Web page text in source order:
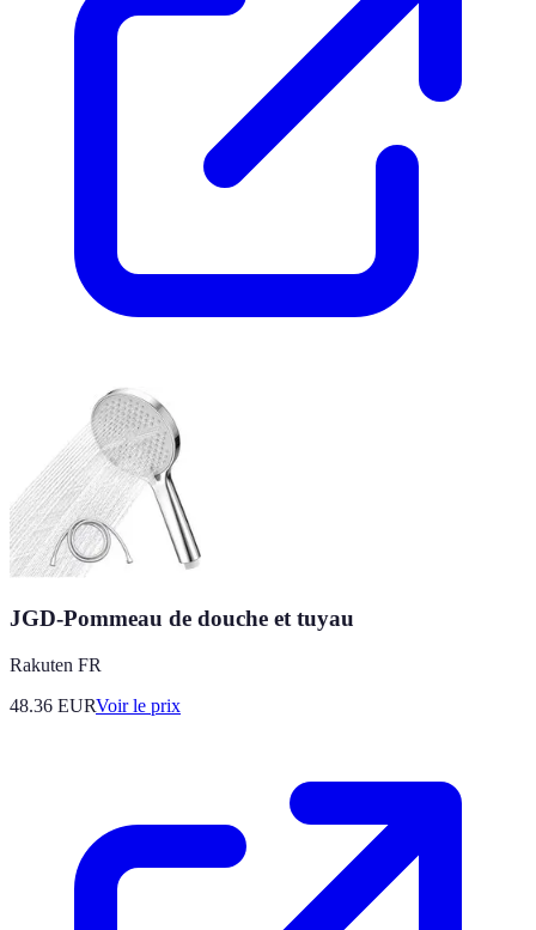
JGD-Pommeau de douche et tuyau
Rakuten FR
48.36 EURVoir le prix